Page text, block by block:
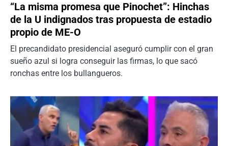
“La misma promesa que Pinochet”: Hinchas
de la U indignados tras propuesta de estadio
propio de ME-O
El precandidato presidencial aseguró cumplir con el gran
sueño azul si logra conseguir las firmas, lo que sacó
ronchas entre los bullangueros.